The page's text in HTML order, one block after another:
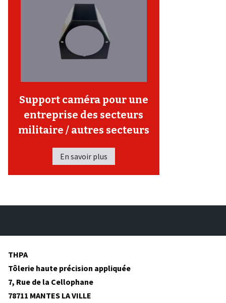
Support caméra pour une
entreprise des secteurs
militaire / autres secteurs
En savoir plus
THPA
Tôlerie haute précision appliquée
7, Rue de la Cellophane
78711 MANTES LA VILLE